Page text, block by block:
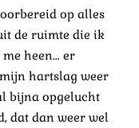
op alles
de ruimte die ik
heen… er
hartslag weer
bijna opgelucht
dat dan weer wel